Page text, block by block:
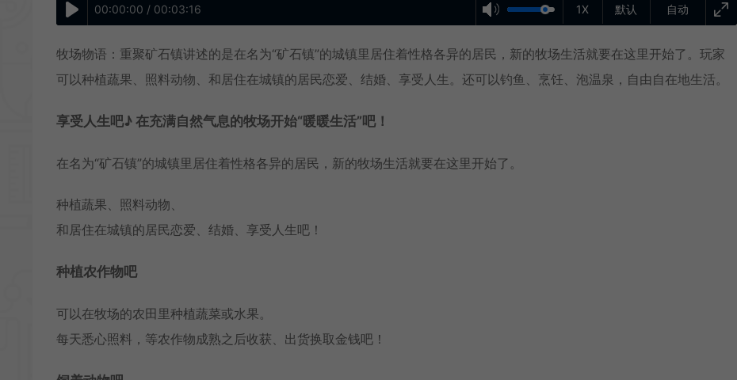
自动
1X 默认
00:00:00 / 00:03:16
牧场物语：重聚矿石镇讲述的是在名为“矿石镇”的城镇里居住着性格各异的居民，新的牧场生活就要在这里开始了。玩家
可以种植蔬果、照料动物、和居住在城镇的居民恋爱、结婚、享受人生。还可以钓鱼、烹饪、泡温泉，自由自在地生活。
享受人生吧♪ 在充满自然气息的牧场开始“暖暖生活”吧！
在名为“矿石镇”的城镇里居住着性格各异的居民，新的牧场生活就要在这里开始了。
种植蔬果、照料动物、
和居住在城镇的居民恋爱、结婚、享受人生吧！
种植农作物吧
可以在牧场的农田里种植蔬菜或水果。
每天悉心照料，等农作物成熟之后收获、出货换取金钱吧！